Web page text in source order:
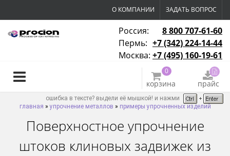
О КОМПАНИИ ЗАДАТЬ ВОПРОС
Россия:
8 800 707-61-60
Пермь: +7 (342) 224-14-44
Москва: +7 (495) 160-19-61
0
корзина прайс
ошибка в тексте? выдели её мышкой! и нажми
главная »упрочнение металлов » примеры упрочненных изделий
Поверхностное упрочнение
штоков клиновых задвижек из